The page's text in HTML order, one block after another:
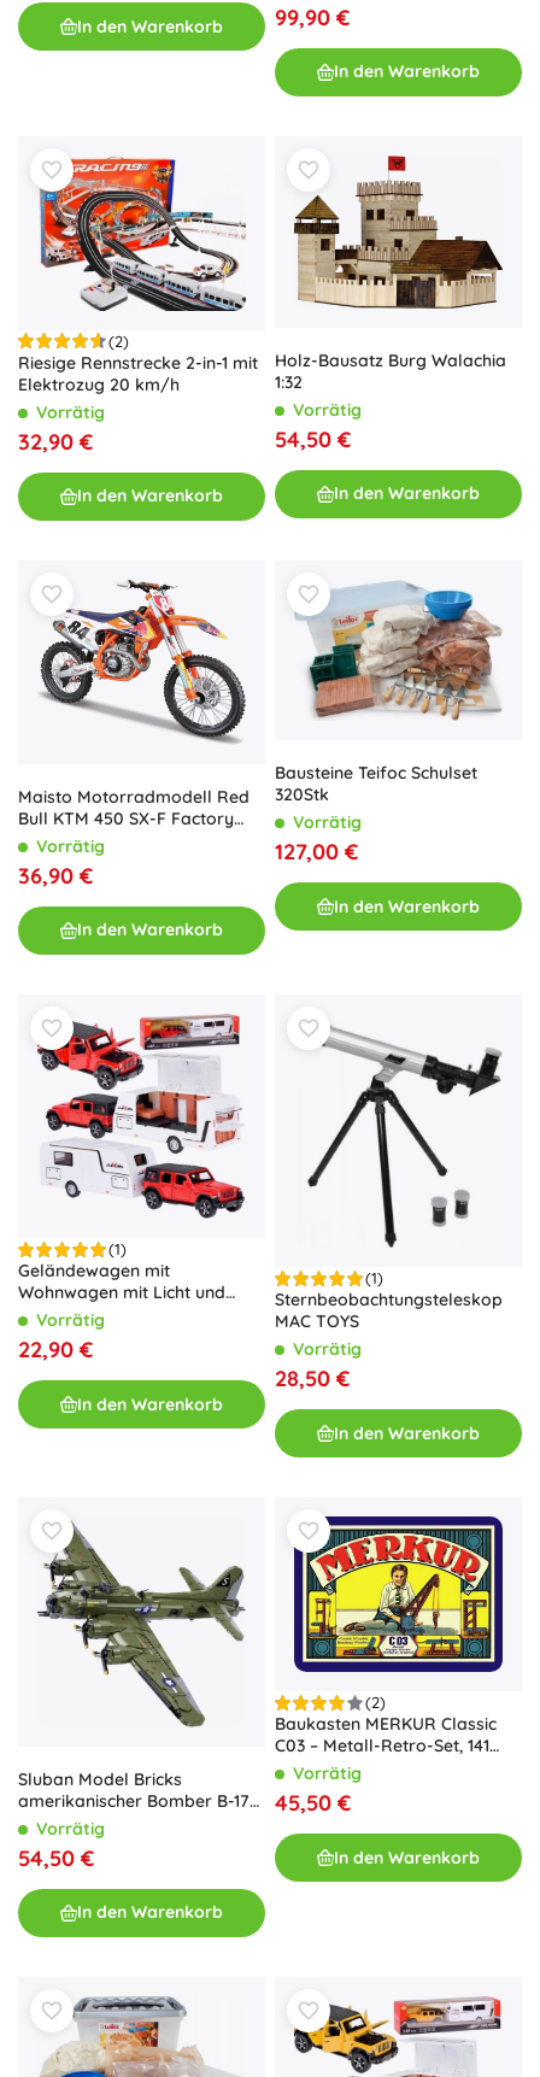
In den Warenkorb 99,90 €
In den Warenkorb
(2)
Riesige Rennstrecke 2-in-1 mit
Elektrozug 20 km/h
Vorrätig
32,90 €
In den Warenkorb
Holz-Bausatz Burg Walachia
1:32
Vorrätig
54,50 €
In den Warenkorb
Maisto Motorradmodell Red
Bull KTM 450 SX-F Factory
Edition 2018 Jeffrey Herlings
Vorrätig
36,90 €
In den Warenkorb
Bausteine Teifoc Schulset
320Stk
Vorrätig
127,00 €
In den Warenkorb
(1)
Geländewagen mit
Wohnwagen mit Licht und
Sound 1:32 – rot
Vorrätig
22,90 €
In den Warenkorb
(1)
Sternbeobachtungsteleskop
MAC TOYS
Vorrätig
28,50 €
In den Warenkorb
Sluban Model Bricks
amerikanischer Bomber B-17G
Flying Fortress 1:44
Vorrätig
54,50 €
In den Warenkorb
(2)
Baukasten MERKUR Classic
C03 – Metall-Retro-Set, 141
Modelle
Vorrätig
45,50 €
In den Warenkorb